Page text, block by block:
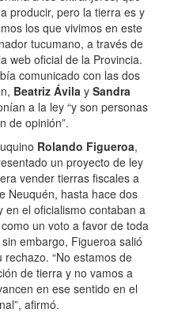
producir, pero la tierra es y
los que vivimos en este
tucumano, a través de
web oficial de la Provincia.
comunicado con las dos
Beatriz Ávila y Sandra
a la ley “y son personas
de opinión”.
Rolando Figueroa,
un proyecto de ley
vender tierras fiscales a
Neuquén, hasta hace dos
el oficialismo contaban a
un voto a favor de toda
embargo, Figueroa salió
“No estamos de
de tierra y no vamos a
en ese sentido en el
afirmó.